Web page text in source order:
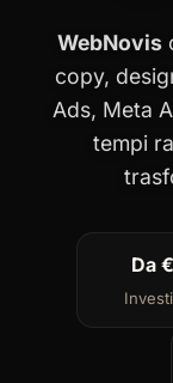
WebNovis
copy,
Ads, Meta
tempi
Da